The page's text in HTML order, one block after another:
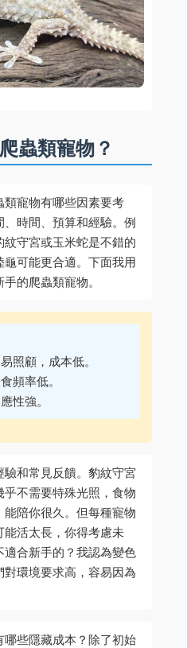
蟲類寵物？
寵物有哪些因素要考
時間、預算和經驗。例
守宮或玉米蛇是不錯的
可能更合適。下面我用
的爬蟲類寵物。
照顧，成本低。
頻率低。
性強。
和常見反饋。豹紋守宮
不需要特殊光照，食物
陪你很久。但每種寵物
活太長，你得考慮未
合新手的？我認為變色
環境要求高，容易因為
些隱藏成本？除了初始